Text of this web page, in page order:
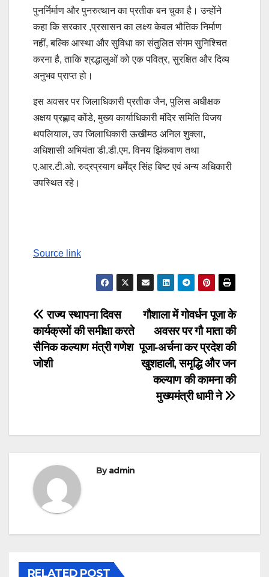
पुनर्निर्माण और पुनरुत्थान का प्रतीक बन चुका है। उन्होंने
कहा कि सरकार ,प्रसासन का लक्ष्य केवल भौतिक निर्माण
नहीं, बल्कि आस्था और सुविधा का संतुलित संगम सुनिश्चित
करना है, ताकि श्रद्धालुओं को एक पवित्र, सुरक्षित और दिव्य
अनुभव प्राप्त हो।
इस अवसर पर जिलाधिकारी प्रतीक जैन, पुलिस अधीक्षक
अक्षय प्रह्लाद कोंडे, मुख्य कार्याधिकारी मंदिर समिति विजय
थपलियाल, उप जिलाधिकारी ऊखीमठ अनिल शुक्ला,
अधिशासी अभियंता डी.डी.एम. विनय झिंकवाण तथा
ए.आर.टी.ओ. रुद्रप्रयाग धर्मेंद्र सिंह बिष्ट एवं अन्य अधिकारी
उपस्थित रहे।
Source link
Post
navigation
गौशाला में गोवर्धन पूजा के
अवसर पर गौ माता की
पूजा-अर्चना कर प्रदेश की
खुशहाली, समृद्धि और जन
कल्याण की कामना की
मुख्यमंत्री धामी ने
राज्य स्थापना दिवस
कार्यक्रमों की समीक्षा करते
सैनिक कल्याण मंत्री गणेश
जोशी
Byadmin
RELATED POST